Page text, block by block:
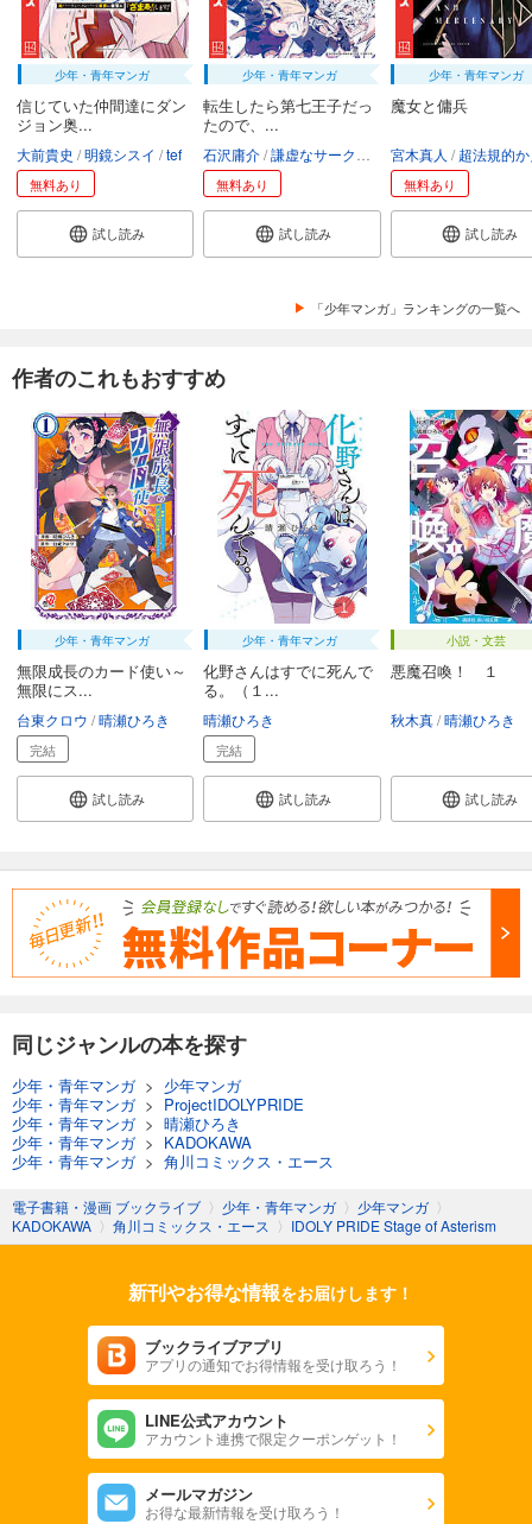
少年・青年マンガ
信じていた仲間達にダン
ジョン奥...
大前貴史 明鏡シスイ tef
無料あり
試し読み
少年・青年マンガ
転生したら第七王子だっ
たので、...
石沢庸介 謙虚なサークル メル。
無料あり
試し読み
少年・青年マンガ
魔女と傭兵
宮木真人 超法規的か
無料あり
試し読み
「少年マンガ」ランキングの一覧へ
作者のこれもおすすめ
少年・青年マンガ
無限成長のカード使い～
無限にス...
台東クロウ 晴瀬ひろき
完結
試し読み
少年・青年マンガ
化野さんはすでに死んで
る。（１...
晴瀬ひろき
完結
試し読み
小説・文芸
悪魔召喚！ １
秋木真 晴瀬ひろき
試し読み
同じジャンルの本を探す
少年・青年マンガ> 少年マンガ
少年・青年マンガ> ProjectIDOLYPRIDE
少年・青年マンガ> 晴瀬ひろき
少年・青年マンガ> KADOKAWA
少年・青年マンガ> 角川コミックス・エース
電子書籍・漫画 ブックライブ 〉 少年・青年マンガ 〉 少年マンガ 〉
KADOKAWA 〉 角川コミックス・エース 〉 IDOLY PRIDE Stage of Asterism
新刊やお得な情報をお届けします！
ブックライブアプリ
アプリの通知でお得情報を受け取ろう！
LINE公式アカウント
アカウント連携で限定クーポンゲット！
メールマガジン
お得な最新情報を受け取ろう！